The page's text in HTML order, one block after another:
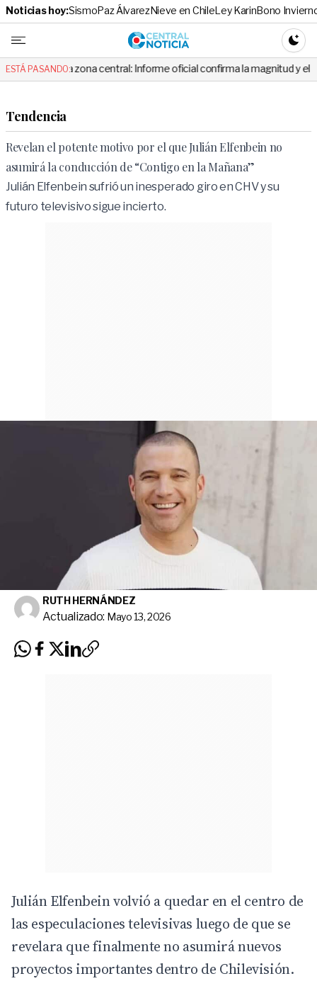
Noticias hoy:SismoPaz ÁlvarezNieve en ChileLey KarinBono
Central
ESTÁ PASANDO:
zona central: Informe oficial confirma la magnitud y el origen del
Tendencia
Revelan el potente motivo por el que Julián Elfenbein no
asumirá la conducción de “Contigo en la Mañana”
Julián Elfenbein sufrió un inesperado giro en CHV y su
futuro televisivo sigue incierto.
RUTH HERNÁNDEZ
Actualizado: Mayo 13, 2026
Julián Elfenbein volvió a quedar en el centro de
las especulaciones televisivas luego de que se
revelara que finalmente no asumirá nuevos
proyectos importantes dentro de Chilevisión.